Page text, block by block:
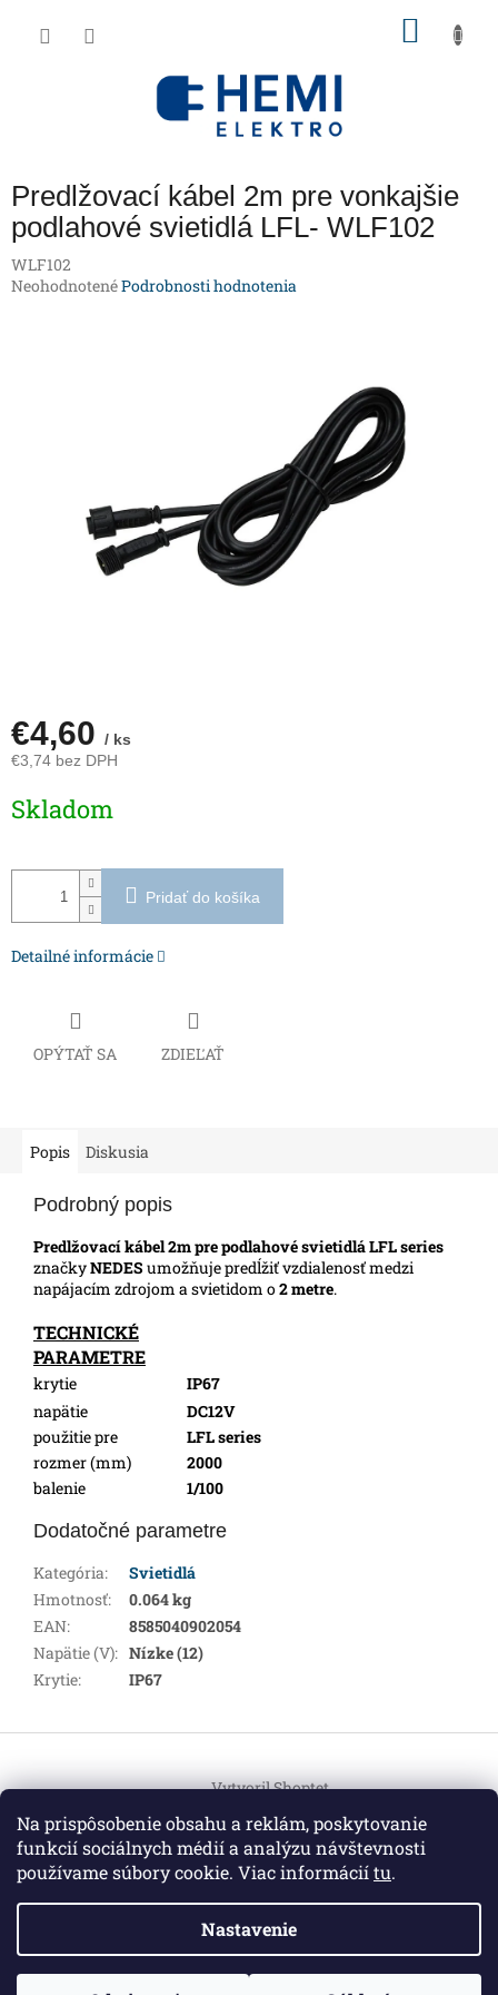
Na prispôsobenie obsahu a reklám, poskytovanie
funkcií sociálnych médií a analýzu návštevnosti
používame súbory cookie. Viac informáciítu.
Nastavenie
Predlžovací kábel 2m pre vonkajšie
podlahové svietidlá LFL- WLF102
WLF102
Priemerné
NeohodnotenéPodrobnosti hodnotenia
€4,60 / ks
€3,74 bez DPH
cena:
Skladom
Pridať do košíka
Detailné informácie
OPÝTAŤ SA ZDIEĽAŤ
Popis Diskusia
Podrobný popis
Predlžovací kábel 2m pre podlahové svietidlá LFL series
značkyNEDES umožňuje predĺžiť vzdialenosť medzi
napájacím zdrojom a svietidom o2 metre.
TECHNICKÉ
PARAMETRE
krytie
IP67
napätie
DC12V
použitie pre
LFL series
rozmer (mm)
2000
balenie
1/100
Dodatočné parametre
Kategória:
Svietidlá
Hmotnosť:
0.064 kg
EAN:
8585040902054
Napätie (V): Nízke (12)
Krytie: IP67
p
Vytvoril Shoptet
Copyright 2026HEMI Elektro. Všetky práva vyhradené.
Upraviť nastavenie cookies
Informácie pre vás